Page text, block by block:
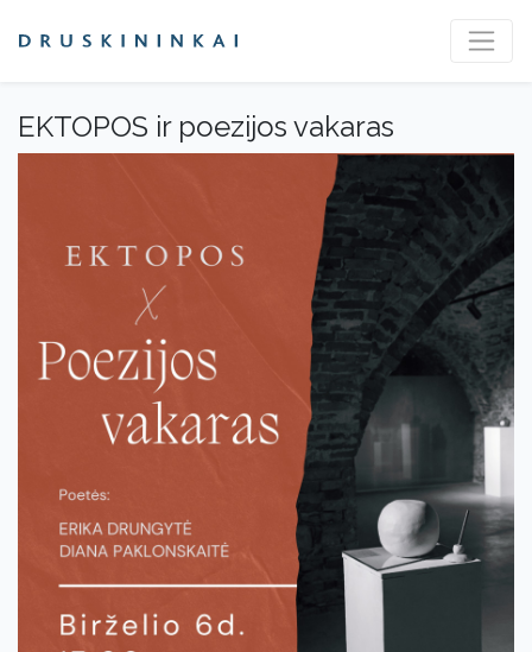
EKTOPOS ir poezijos vakaras